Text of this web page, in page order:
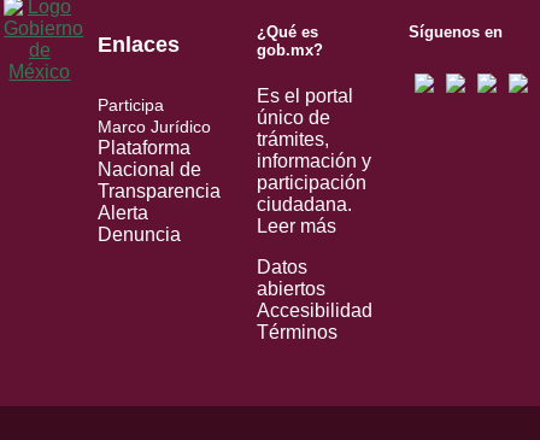
Enlaces
Participa
Marco Jurídico
Plataforma
Nacional de
Transparencia
Alerta
Denuncia
¿Qué es
gob.mx?
Es el portal
único de
trámites,
información y
participación
ciudadana.
Leer más
Datos
abiertos
Accesibilidad
Términos
Síguenos en